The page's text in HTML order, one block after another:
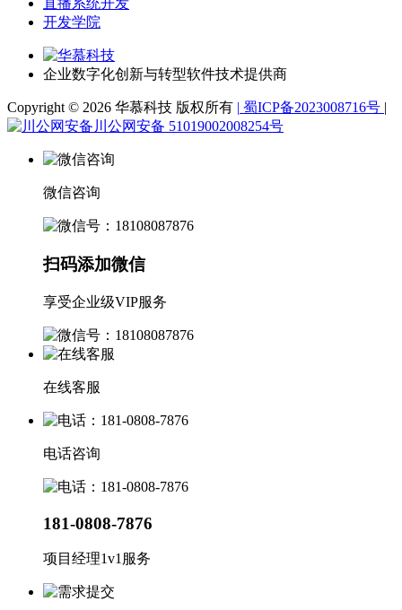
直播系统开发
开发学院
企业数字化创新与转型软件技术提供商
Copyright © 2026 华慕科技 版权所有 蜀ICP备2023008716号
川公网安备 51019002008254号
微信咨询
扫码添加微信
享受企业级VIP服务
在线客服
电话咨询
181-0808-7876
项目经理1v1服务